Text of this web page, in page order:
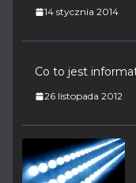
14 stycznia 2014
Co to jest
26 listopada 2012